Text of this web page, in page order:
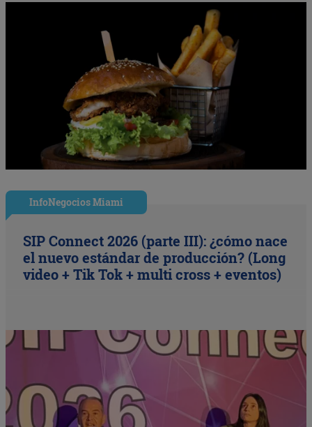
InfoNegocios Miami
SIP Connect 2026 (parte III): ¿cómo nace
el nuevo estándar de producción? (Long
video + Tik Tok + multi cross + eventos)